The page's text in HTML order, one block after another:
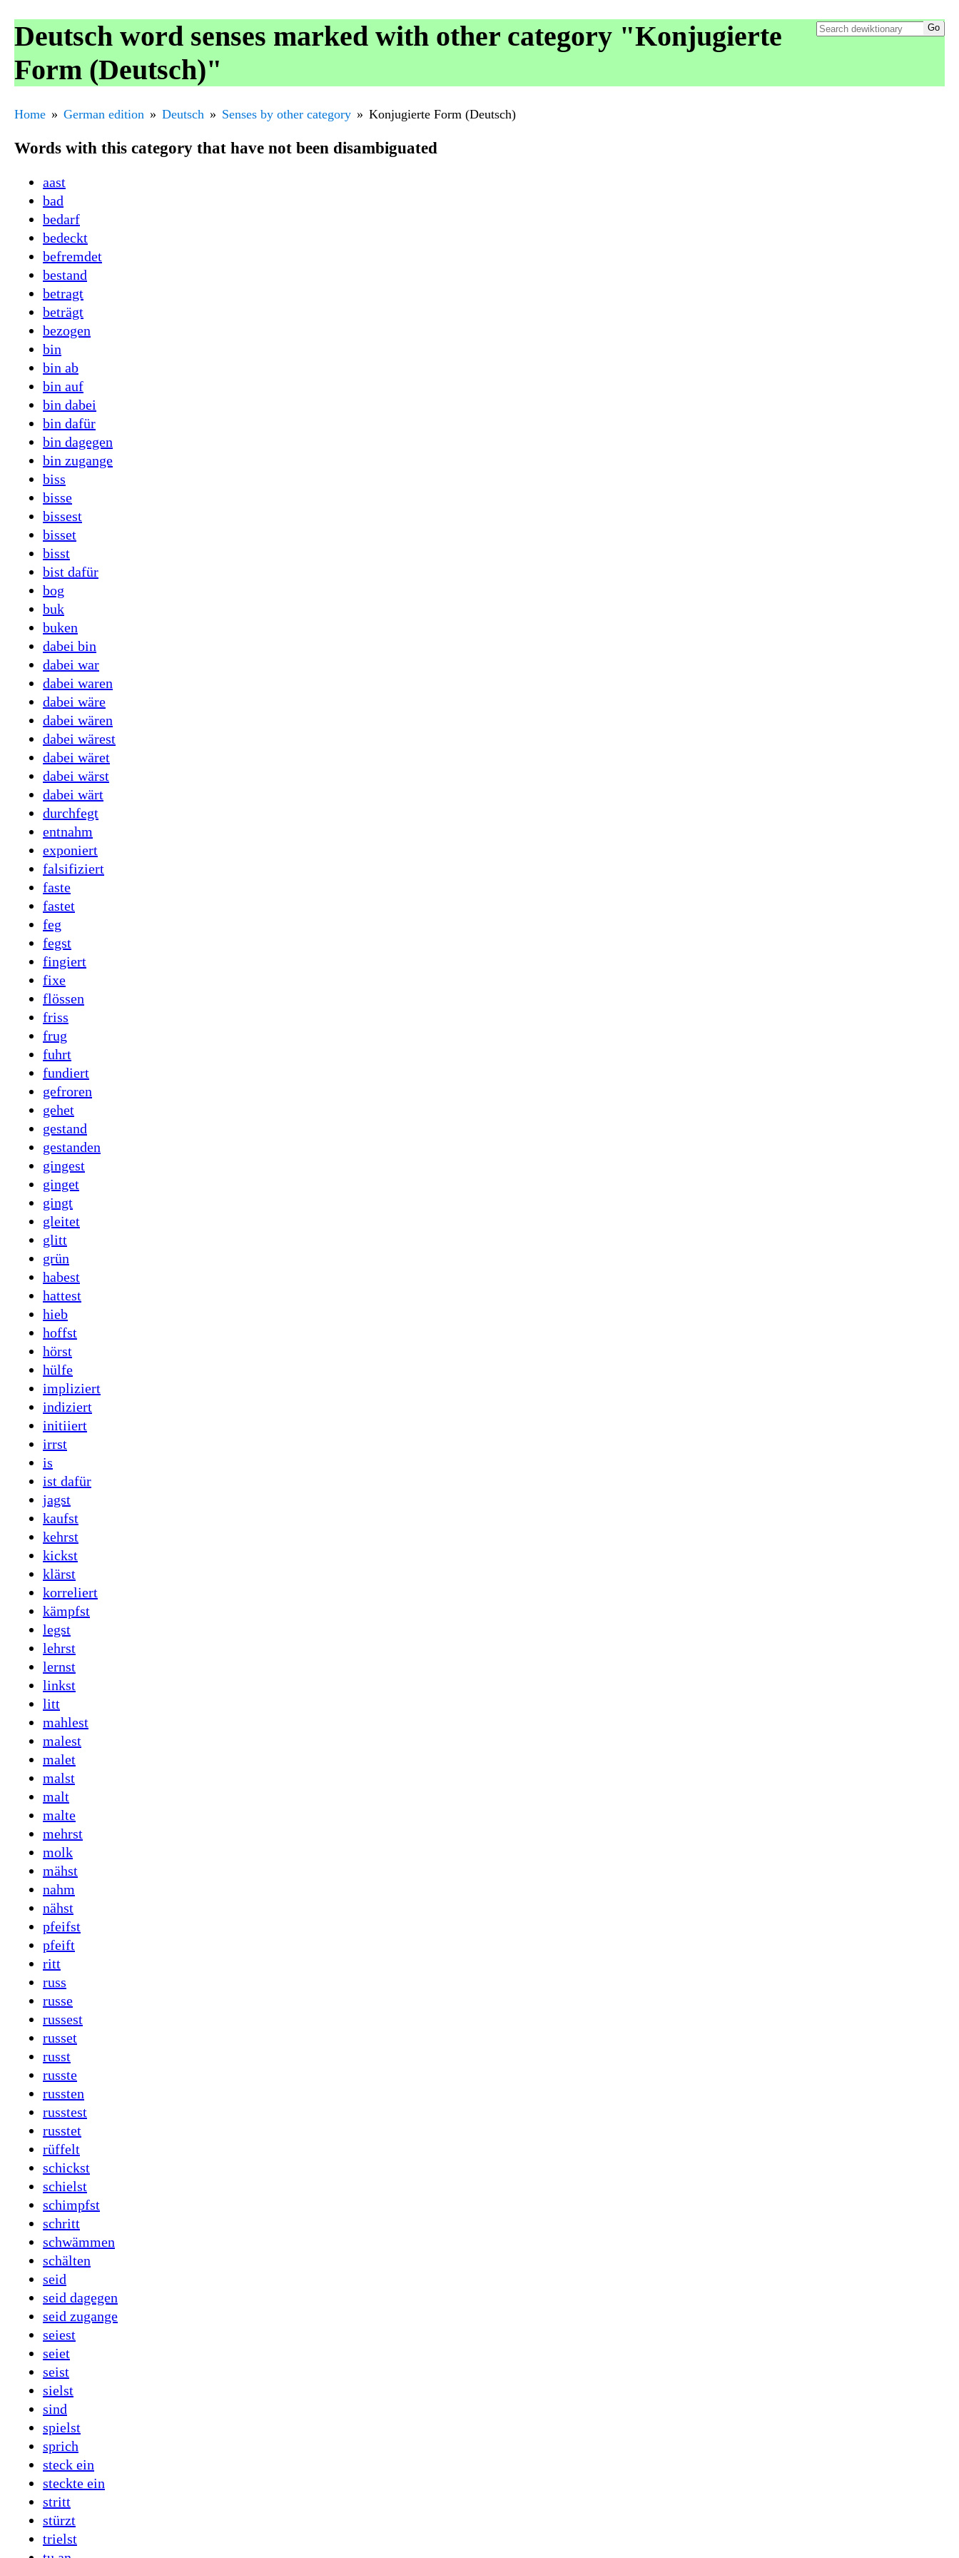
Deutsch word senses marked with other category "Konjugierte
Form (Deutsch)"
Home German edition Deutsch Senses by other category Konjugierte Form (Deutsch)
Words with this category that have not been disambiguated
aast
bad
bedarf
bedeckt
befremdet
bestand
betragt
beträgt
bezogen
bin
bin ab
bin auf
bin dabei
bin dafür
bin dagegen
bin zugange
biss
bisse
bissest
bisset
bisst
bist dafür
bog
buk
buken
dabei bin
dabei war
dabei waren
dabei wäre
dabei wären
dabei wärest
dabei wäret
dabei wärst
dabei wärt
durchfegt
entnahm
exponiert
falsifiziert
faste
fastet
feg
fegst
fingiert
fixe
flössen
friss
frug
fuhrt
fundiert
gefroren
gehet
gestand
gestanden
gingest
ginget
gingt
gleitet
glitt
grün
habest
hattest
hieb
hoffst
hörst
hülfe
impliziert
indiziert
initiiert
irrst
is
ist dafür
jagst
kaufst
kehrst
kickst
klärst
korreliert
kämpfst
legst
lehrst
lernst
linkst
litt
mahlest
malest
malet
malst
malt
malte
mehrst
molk
mähst
nahm
nähst
pfeifst
pfeift
ritt
russ
russe
russest
russet
russt
russte
russten
russtest
russtet
rüffelt
schickst
schielst
schimpfst
schritt
schwämmen
schälten
seid
seid dagegen
seid zugange
seiest
seiet
seist
sielst
sind
spielst
sprich
steck ein
steckte ein
stritt
stürzt
trielst